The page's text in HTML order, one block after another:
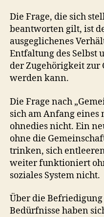
Die Frage, die sich
beantworten gilt, ist
ausgeglichenes
Entfaltung des Selbst
der Zugehörigkeit zur
werden kann.
Die Frage nach
sich am Anfang eines
ohnedies nicht. Ein
ohne die
trinken, sich
weiter funktioniert
soziales System nicht.
Über die
Bedürfnisse haben